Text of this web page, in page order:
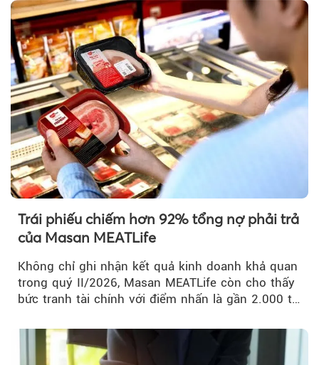
Trái phiếu chiếm hơn 92% tổng nợ phải trả
của Masan MEATLife
Không chỉ ghi nhận kết quả kinh doanh khả quan
trong quý II/2026, Masan MEATLife còn cho thấy
bức tranh tài chính với điểm nhấn là gần 2.000 tỷ